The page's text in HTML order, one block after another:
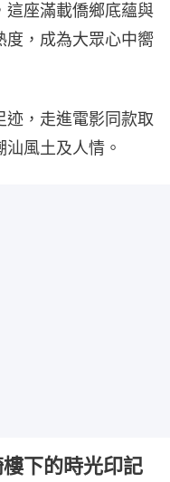
這座滿載僑鄉底蘊與
度，成為大眾心中嚮
迹，走進電影同款取
風土及人情。
下的時光印記